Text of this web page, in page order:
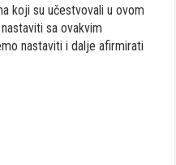
koji su učestvovali u ovom
sa ovakvim
nastaviti i dalje afirmirati